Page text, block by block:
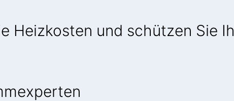
Heizkosten und schützen Sie